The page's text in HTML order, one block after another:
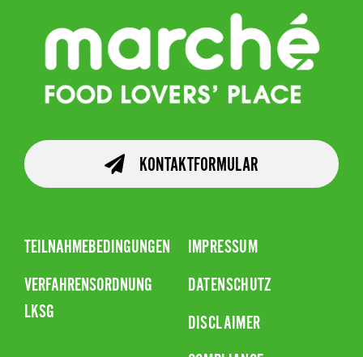
KONTAKTFORMULAR
TEILNAHMEBEDINGUNGEN
VERFAHRENSORDNUNG
LKSG
IMPRESSUM
DATENSCHUTZ
DISCLAIMER